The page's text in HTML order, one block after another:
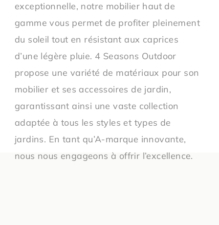
exceptionnelle, notre mobilier haut de
gamme vous permet de profiter pleinement
du soleil tout en résistant aux caprices
d’une légère pluie. 4 Seasons Outdoor
propose une variété de matériaux pour son
mobilier et ses accessoires de jardin,
garantissant ainsi une vaste collection
adaptée à tous les styles et types de
jardins. En tant qu’A-marque innovante,
nous nous engageons à offrir l’excellence.